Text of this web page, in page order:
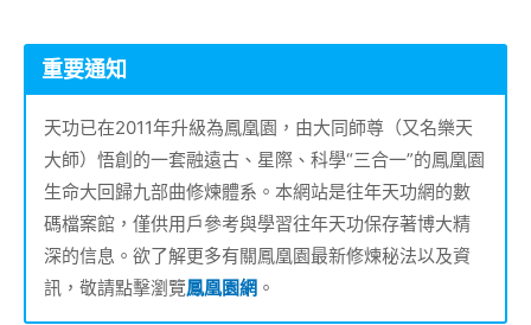
重要通知
天功已在2011年升級為鳳凰園，由大同師尊（又名樂天
大師）悟創的一套融遠古、星際、科學“三合一”的鳳凰園
生命大回歸九部曲修煉體系。本網站是往年天功網的數
碼檔案館，僅供用戶參考與學習往年天功保存著博大精
深的信息。欲了解更多有關鳳凰園最新修煉秘法以及資
訊，敬請點擊瀏覽鳳凰園網 。